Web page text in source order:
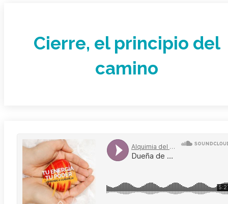
Cierre, el principio del
camino